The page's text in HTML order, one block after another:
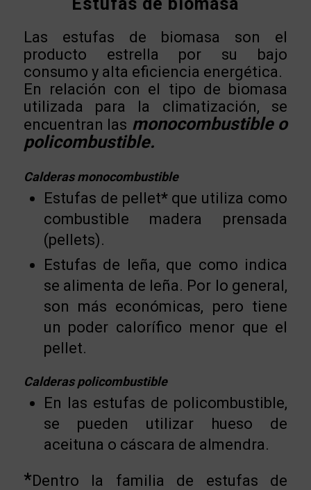
Las estufas de biomasa son el
producto estrella por su bajo
consumo y alta eficiencia energética.
En relación con el tipo de biomasa
utilizada para la climatización, se
encuentran las monocombustible o
policombustible.
Calderas monocombustible
Estufas de pellet*que utiliza como
combustible madera prensada
(pellets).
Estufas de leña, que como indica
se alimenta de leña. Por lo general,
son más económicas, pero tiene
un poder calorífico menor que el
pellet.
Calderas policombustible
En las estufas de policombustible,
se pueden utilizar hueso de
aceituna o cáscara de almendra.
*Dentro la familia de estufas de